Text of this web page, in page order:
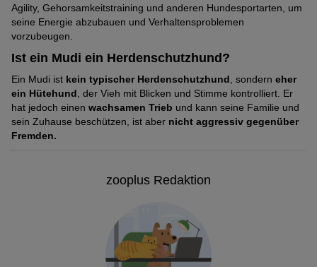
Agility, Gehorsamkeitstraining und anderen Hundesportarten, um
seine Energie abzubauen und Verhaltensproblemen
vorzubeugen.
Ist ein Mudi ein Herdenschutzhund?
Ein Mudi ist kein typischer Herdenschutzhund , sondern eher
ein Hütehund , der Vieh mit Blicken und Stimme kontrolliert. Er
hat jedoch einen wachsamen Trieb und kann seine Familie und
sein Zuhause beschützen, ist aber nicht aggressiv gegenüber
Fremden.
zooplus Redaktion